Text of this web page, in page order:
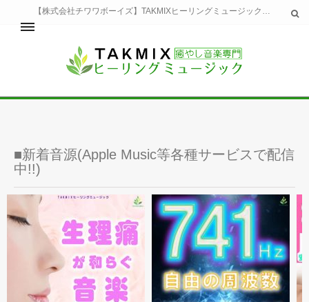
【株式会社チワワボーイズ】TAKMIXヒーリングミュージックへようこそ。TAKMIXヒーリングミュージックは貴方に特別な癒やしの時間をご提供致します。
ホーム
睡眠
瞑想・集中
自然
生活
お問い合わせ
運営会社
■新着音源(Apple Music等各種サービスで配信
中!!)